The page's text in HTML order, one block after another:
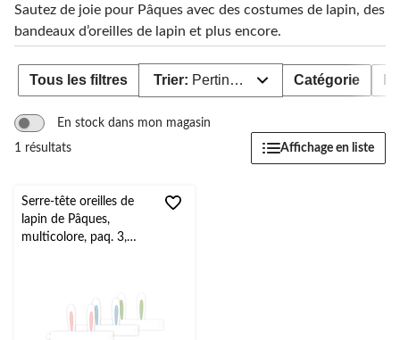
Sautez de joie pour Pâques avec des costumes de lapin, des
bandeaux d’oreilles de lapin et plus encore.
Tous les filtres Trier: Pertinence Catégorie
En stock dans mon magasin
1 résultats
Affichage en liste
Serre-tête oreilles de
lapin de Pâques,
multicolore, paq. 3,